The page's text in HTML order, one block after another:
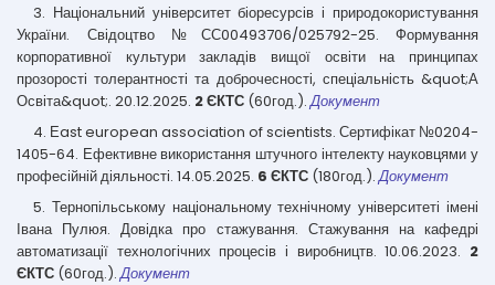
3. Національний університет біоресурсів і природокористування
України. Свідоцтво №СС00493706/025792-25. Формування
корпоративної культури закладів вищої освіти на принципах
прозорості толерантності та доброчесності, спеціальність &quot;А
Освіта&quot;. 20.12.2025. 2 ЄКТС (60год.).Документ
4. Еast european association of scientists. Сертифікат №0204-
1405-64. Ефективне використання штучного інтелекту науковцями у
професійній діяльності. 14.05.2025. 6 ЄКТС (180год.).Документ
5. Тернопільському національному технічному університеті імені
Івана Пулюя. Довідка про стажування. Стажування на кафедрі
автоматизації технологічних процесів і виробництв. 10.06.2023. 2
ЄКТС (60год.).Документ